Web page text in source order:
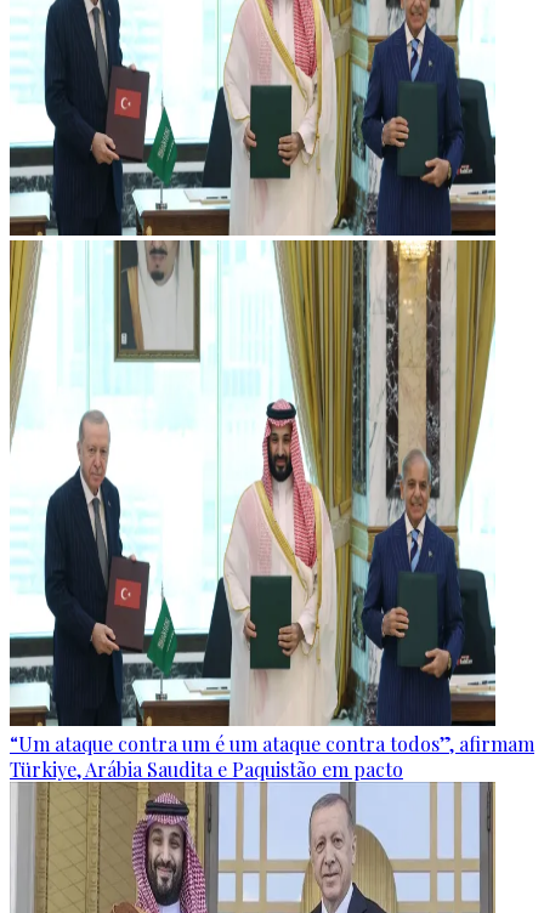
“Um ataque contra um é um ataque contra todos”, afirmam
Türkiye, Arábia Saudita e Paquistão em pacto